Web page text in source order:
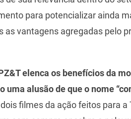
para potencializar ainda
vantagens agregadas pelo
elenca os benefícios da
alusão de que o nome
dois filmes da ação feitos para a